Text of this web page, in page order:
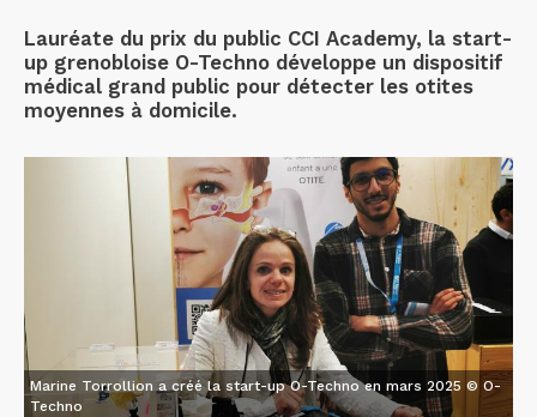
Lauréate du prix du public CCI Academy, la start-
up grenobloise O-Techno développe un dispositif
médical grand public pour détecter les otites
moyennes à domicile.
Marine Torrollion a créé la start-up O-Techno en mars 2025 © O-
Techno